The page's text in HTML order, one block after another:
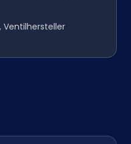
Ventilhersteller